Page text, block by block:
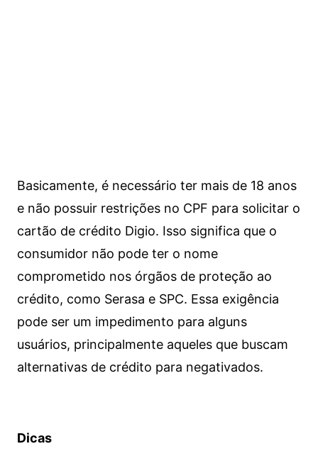
Basicamente, é necessário ter mais de 18 anos
e não possuir restrições no CPF para solicitar o
cartão de crédito Digio. Isso significa que o
consumidor não pode ter o nome
comprometido nos órgãos de proteção ao
crédito, como Serasa e SPC. Essa exigência
pode ser um impedimento para alguns
usuários, principalmente aqueles que buscam
alternativas de crédito para negativados.
Dicas